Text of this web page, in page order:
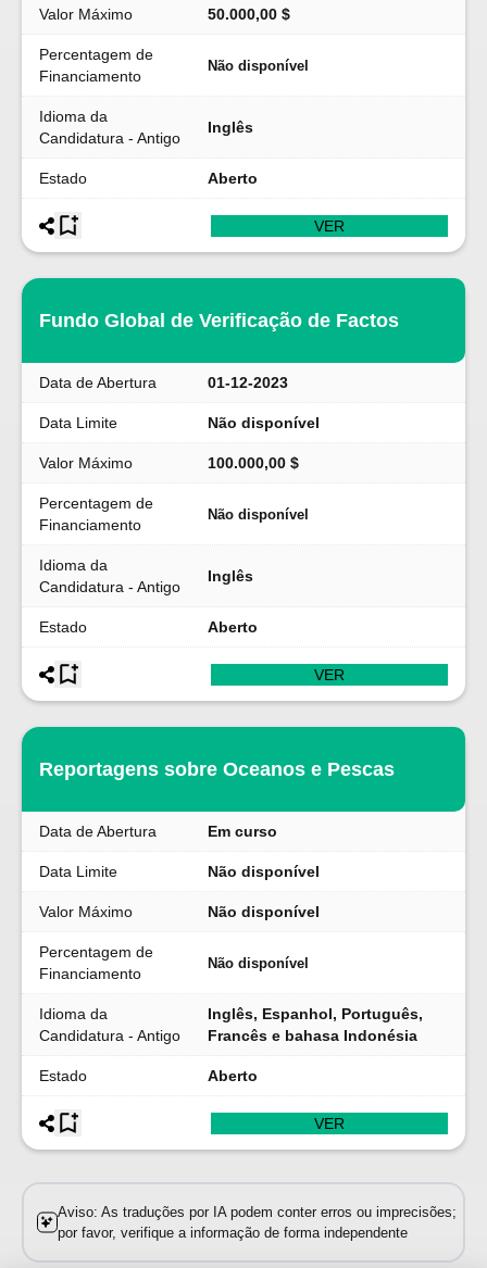
Valor Máximo 50.000,00 $
Percentagem de
Financiamento
Não disponível
Idioma da
Candidatura - Antigo
Inglês
Estado Aberto
VER
Fundo Global de Verificação de Factos
Data de Abertura 01-12-2023
Data Limite Não disponível
Valor Máximo 100.000,00 $
Percentagem de
Financiamento
Não disponível
Idioma da
Candidatura - Antigo
Inglês
Estado Aberto
VER
Reportagens sobre Oceanos e Pescas
Data de Abertura Em curso
Data Limite Não disponível
Valor Máximo Não disponível
Percentagem de
Financiamento
Não disponível
Idioma da
Candidatura - Antigo
Inglês, Espanhol, Português,
Francês e bahasa Indonésia
Estado Aberto
VER
Aviso: As traduções por IA podem conter erros ou imprecisões;
por favor, verifique a informação de forma independente